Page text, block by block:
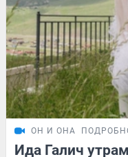
ОН И ОНА
Ида Галич